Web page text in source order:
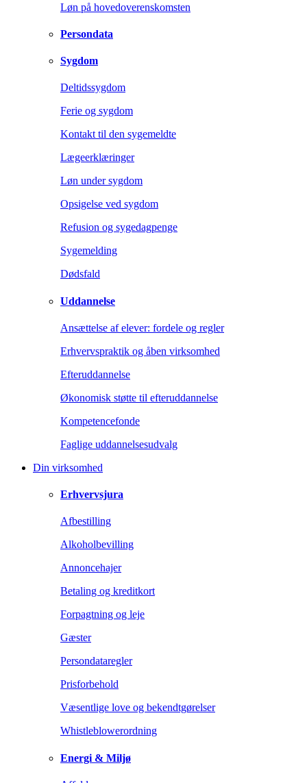
Løn på hovedoverenskomsten
Persondata
Sygdom
Deltidssygdom
Ferie og sygdom
Kontakt til den sygemeldte
Lægeerklæringer
Løn under sygdom
Opsigelse ved sygdom
Refusion og sygedagpenge
Sygemelding
Dødsfald
Uddannelse
Ansættelse af elever: fordele og regler
Erhvervspraktik og åben virksomhed
Efteruddannelse
Økonomisk støtte til efteruddannelse
Kompetencefonde
Faglige uddannelsesudvalg
Din virksomhed
Erhvervsjura
Afbestilling
Alkoholbevilling
Annoncehajer
Betaling og kreditkort
Forpagtning og leje
Gæster
Persondataregler
Prisforbehold
Væsentlige love og bekendtgørelser
Whistleblowerordning
Energi & Miljø